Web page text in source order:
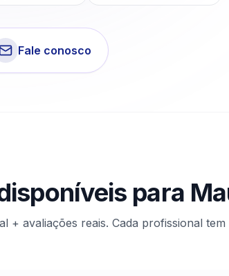
Fale conosco
para
+ avaliações reais. Cada profissional